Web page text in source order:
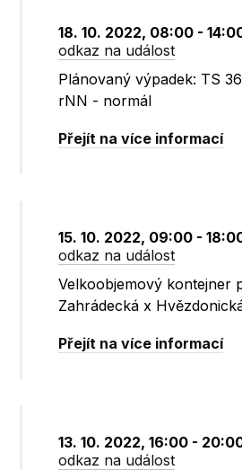
18. 10. 2022, 08:00 -
odkaz na událost
Plánovaný výpadek: TS
rNN - normál
Přejít na více informací
15. 10. 2022, 09:00 -
odkaz na událost
Velkoobjemový kontejner
Zahrádecká x
Přejít na více informací
13. 10. 2022, 16:00 -
odkaz na událost